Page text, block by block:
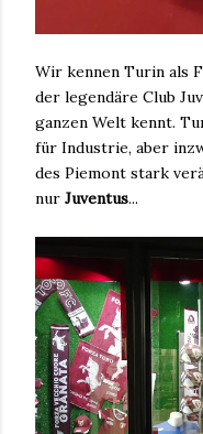
Wir kennen Turin als
der legendäre Club
ganzen Welt kennt.
für Industrie, aber
des Piemont stark
nur Juventus...